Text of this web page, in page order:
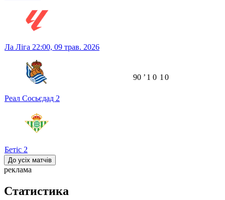
Ла Ліга 22:00, 09 трав. 2026
Реал Сосьєдад 2
Бетіс 2
90 ʼ 1 0 1 0
До усіх матчів
реклама
Статистика